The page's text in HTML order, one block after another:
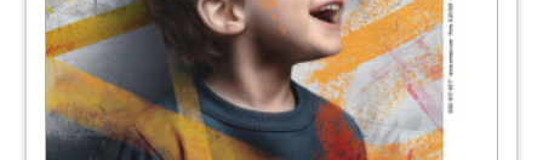
82Updental
84Apw